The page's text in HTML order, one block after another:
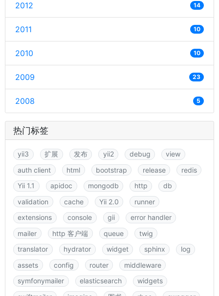
2012 14
2011 10
2010 10
2009 23
2008 5
热门标签
yii3 扩展 发布 yii2 debug
view
auth client
html bootstrap release
redis
Yii 1.1
apidoc mongodb http
db
validation
cache Yii 2.0
runner
extensions
console gii
error handler
mailer
http 客户端 queue
twig
translator
hydrator widget sphinx
log
assets
config router
middleware
symfonymailer
elasticsearch
widgets